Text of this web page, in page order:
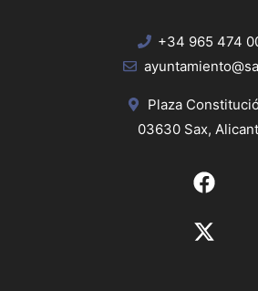
+34 965 474
Plaza
03630 Sax,